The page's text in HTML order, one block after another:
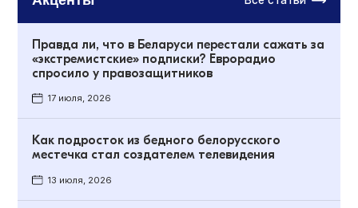
Правда ли, что в Беларуси перестали сажать за
«экстремистские» подписки? Еврорадио
спросило у правозащитников
17 июля, 2026
Как подросток из бедного белорусского
местечка стал создателем телевидения
13 июля, 2026